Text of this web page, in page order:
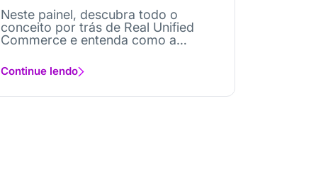
Neste painel, descubra todo o
conceito por trás de Real Unified
Commerce e entenda como a
Continue lendo